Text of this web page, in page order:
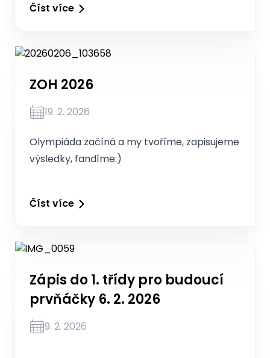
Číst více
ZOH 2026
19. 2. 2026
Olympiáda začíná a my tvoříme, zapisujeme
výsledky, fandíme:)
Číst více
Zápis do 1. třídy pro budoucí
prvňáčky 6. 2. 2026
9. 2. 2026